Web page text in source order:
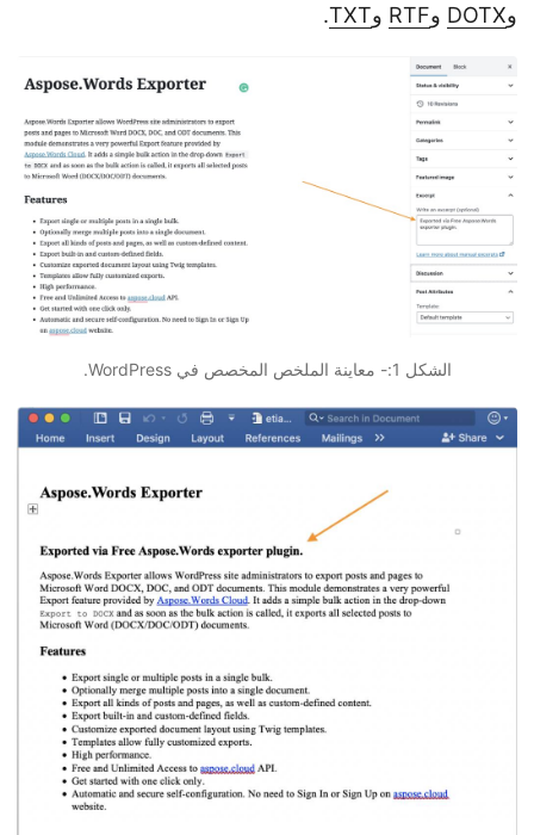
DOTXو RTFو TXT
.
الشكل 1:- معاينة الملخص المخصص في WordPress.